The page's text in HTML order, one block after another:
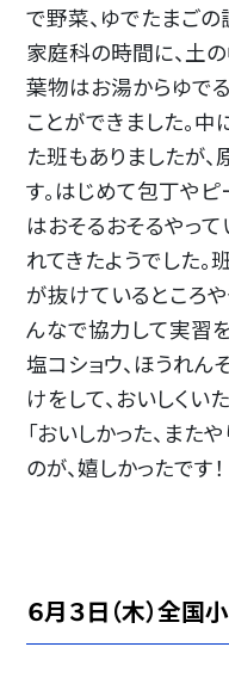
で野菜、ゆでたまご
家庭科の時間に、土
葉物はお湯からゆで
ことができました。
た班もありましたが
す。はじめて包丁や
はおそるおそるやっ
れてきたようでした。
が抜けているところ
んなで協力して実習
塩コショウ、ほうれん
けをして、おいしくい
「おいしかった、また
のが、嬉しかったです！
６月３日（木）全